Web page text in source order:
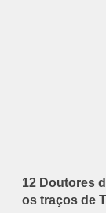
12 Doutores
os traços de